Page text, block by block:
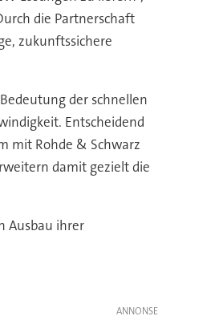
die Partnerschaft
zukunftssichere
der schnellen
Entscheidend
mit Rohde & Schwarz
damit gezielt die
Ausbau ihrer